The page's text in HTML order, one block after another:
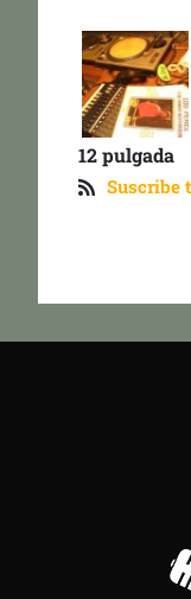
12 pulgada
Suscribe